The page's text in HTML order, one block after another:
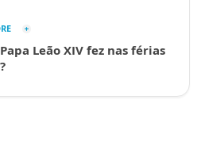
Leão XIV fez nas férias